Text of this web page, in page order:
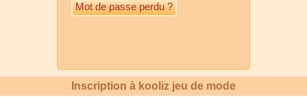
Mot de passe perdu ?
Inscription à kooliz jeu de mode